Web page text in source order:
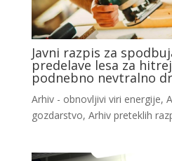
Javni razpis za
predelave lesa za
podnebno nevtralno
Arhiv - obnovljivi viri energije,
gozdarstvo, Arhiv preteklih